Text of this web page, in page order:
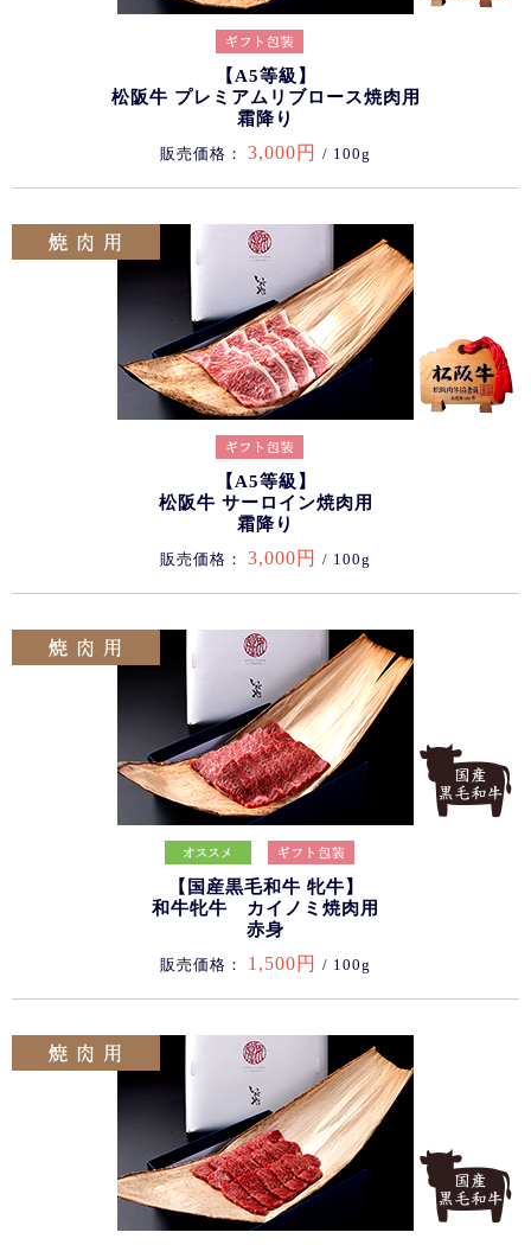
【A5等級】
松阪牛 プレミアムリブロース焼肉用
霜降り
販売価格： 3,000円 / 100g
【A5等級】
松阪牛 サーロイン焼肉用
霜降り
販売価格： 3,000円 / 100g
【国産黒毛和牛 牝牛】
和牛牝牛 カイノミ焼肉用
赤身
販売価格： 1,500円 / 100g